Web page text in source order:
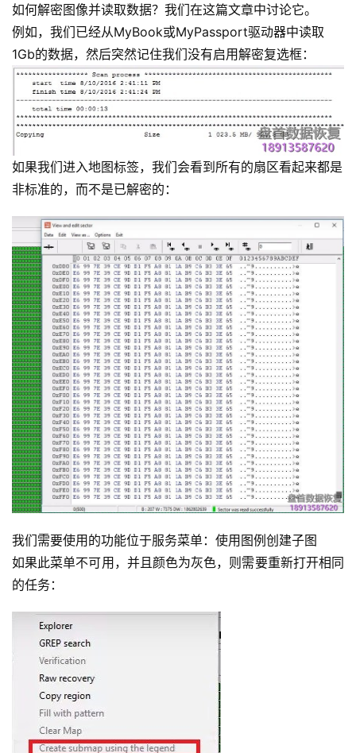
如何解密图像并读取数据？我们在这篇文章中讨论它。
例如，我们已经从MyBook或MyPassport驱动器中读取
1Gb的数据，然后突然记住我们没有启用解密复选框：
如果我们进入地图标签，我们会看到所有的扇区看起来都是
非标准的，而不是已解密的：
我们需要使用的功能位于服务菜单：使用图例创建子图
如果此菜单不可用，并且颜色为灰色，则需要重新打开相同
的任务：